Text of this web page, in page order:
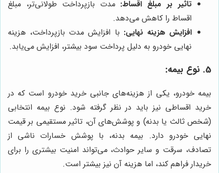
تاثیر بر مبلغ اقساط: مدت بازپرداخت طولانی‌تر، مبلغ
اقساط را کاهش می‌دهد.
افزایش هزینه نهایی: با افزایش مدت بازپرداخت، هزینه
نهایی خودرو به دلیل پرداخت سود بیشتر، افزایش می‌یابد.
5. نوع بیمه:
بیمه خودرو، یکی از هزینه‌های جانبی خرید خودرو است که در
خرید اقساطی نیز باید در نظر گرفته شود. نوع بیمه انتخابی
(شخص ثالث یا بدنه) و پوشش‌های آن، تاثیر مستقیمی بر قیمت
نهایی خودرو دارد. بیمه بدنه، با پوشش خسارات ناشی از
تصادف، سرقت و سایر حوادث، می‌تواند امنیت بیشتری را برای
خریدار فراهم کند، اما هزینه آن نیز بیشتر است.